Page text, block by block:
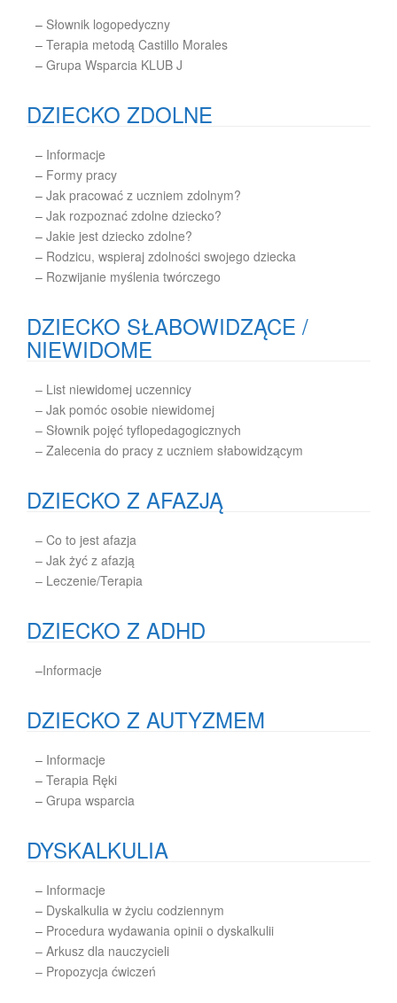
– Słownik logopedyczny
– Terapia metodą Castillo Morales
– Grupa Wsparcia KLUB J
DZIECKO ZDOLNE
– Informacje
– Formy pracy
– Jak pracować z uczniem zdolnym?
– Jak rozpoznać zdolne dziecko?
– Jakie jest dziecko zdolne?
– Rodzicu, wspieraj zdolności swojego dziecka
– Rozwijanie myślenia twórczego
DZIECKO SŁABOWIDZĄCE /
NIEWIDOME
– List niewidomej uczennicy
– Jak pomóc osobie niewidomej
– Słownik pojęć tyflopedagogicznych
– Zalecenia do pracy z uczniem słabowidzącym
DZIECKO Z AFAZJĄ
– Co to jest afazja
– Jak żyć z afazją
– Leczenie/Terapia
DZIECKO Z ADHD
–Informacje
DZIECKO Z AUTYZMEM
– Informacje
– Terapia Ręki
– Grupa wsparcia
DYSKALKULIA
– Informacje
– Dyskalkulia w życiu codziennym
– Procedura wydawania opinii o dyskalkulii
– Arkusz dla nauczycieli
– Propozycja ćwiczeń